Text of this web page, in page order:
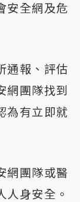
安全網及危
通報、評估
網團隊找到
為有立即就
網團隊或醫
人身安全。